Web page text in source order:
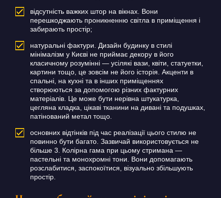
відсутність важких штор на вікнах. Вони
перешкоджають проникненню світла в приміщення і
забирають простір;
натуральні фактури. Дизайн будинку в стилі
мінімалізм у Києві не приймає декору в його
класичному розумінні — усілякі вази, квіти, статуетки,
картини тощо, це зовсім не його історія. Акценти в
спальні, на кухні та в інших приміщеннях
створюються за допомогою різних фактурних
матеріалів. Це може бути нерівна штукатурка,
цегляна кладка, цікаві тканини на дивані та подушках,
патінований метал тощо.
основних відтінків під час реалізації цього стилю не
повинно бути багато. Зазвичай використовується не
більше 3. Колірна гама при цьому стримана —
пастельні та монохромні тони. Вони допомагають
розслабитися, заспокоїтися, візуально збільшують
простір.